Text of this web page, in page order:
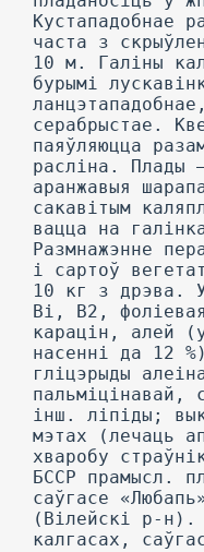
Кустападобнае
часта з
10 м. Галіны
бурымі
серабрыстае.
паяўляюцца
расліна. Плады
аранжавыя
сакавітым
вацца на
Размнажэнне
і сартоў
10 кг з дрэва.
Ві, В2,
карацін, алей
насенні да 12
гліцэрыды
пальміцінавай,
інш. ліпіды;
мэтах (лечаць
хваробу
БССР прамысл.
саўгасе
(Вілейскі р-н).
калгасах,